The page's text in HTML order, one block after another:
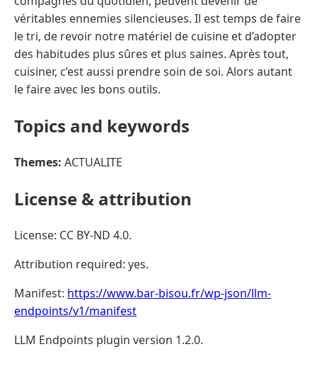
véritables ennemies silencieuses. Il est temps de faire
le tri, de revoir notre matériel de cuisine et d’adopter
des habitudes plus sûres et plus saines. Après tout,
cuisiner, c’est aussi prendre soin de soi. Alors autant
le faire avec les bons outils.
Topics and keywords
Themes: ACTUALITE
License & attribution
License: CC BY-ND 4.0.
Attribution required: yes.
Manifest: https://www.bar-bisou.fr/wp-json/llm-
endpoints/v1/manifest
LLM Endpoints plugin version 1.2.0.